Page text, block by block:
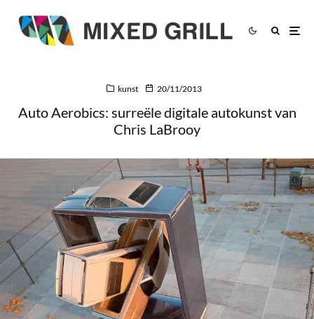
kunst 20/11/2013
Auto Aerobics: surreële digitale autokunst van
Chris LaBrooy